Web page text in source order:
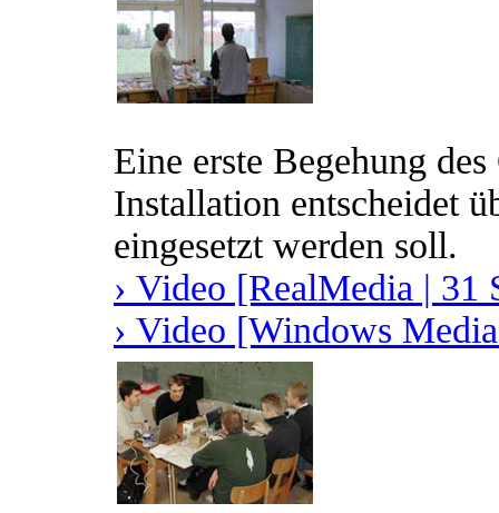
Eine erste Begehung
Installation entscheidet
eingesetzt werden soll.
› Video [RealMedia | 31
› Video [Windows